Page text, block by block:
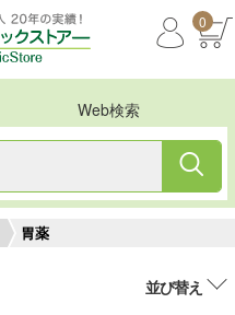
0
Web検索
胃薬
並び替え